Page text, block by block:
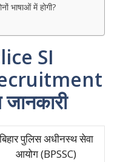
भाषाओं में होगी?
SI
पुलिस अधीनस्थ सेवा
आयोग (BPSSC)